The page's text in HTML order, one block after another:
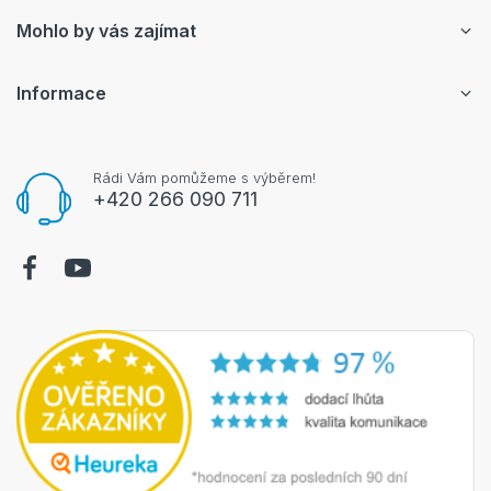
Rádi Vám pomůžeme s výběrem!
+420 266 090 711
Mohlo by vás zajímat
Informace